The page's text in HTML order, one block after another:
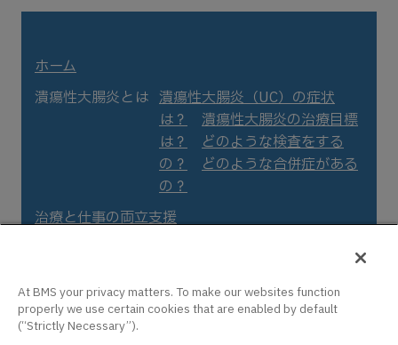
ホーム
潰瘍性大腸炎とは 潰瘍性大腸炎（UC）の症状
は？
潰瘍性大腸炎の治療目標
は？
どのような検査をする
の？
どのような合併症がある
の？
治療と仕事の両立支援
ん
IBD専門医
両立支援
コーディネーター/キャリ
At BMS your privacy matters. To make our websites function
properly we use certain cookies that are enabled by default
(“Strictly Necessary”).